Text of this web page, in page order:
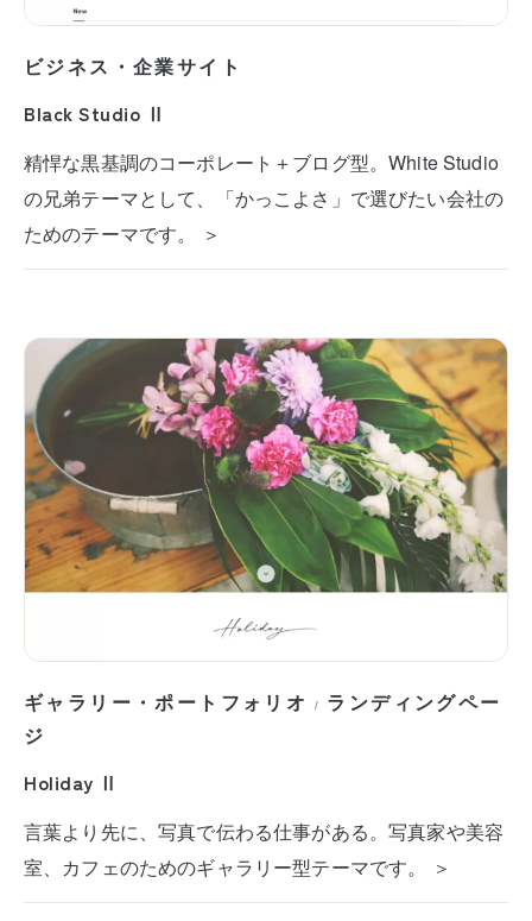
ビジネス・企業サイト
Black Studio Ⅱ
精悍な黒基調のコーポレート＋ブログ型。White Studio
の兄弟テーマとして、「かっこよさ」で選びたい会社の
ためのテーマです。 ＞
ギャラリー・ポートフォリオ / ランディングペー
ジ
Holiday Ⅱ
言葉より先に、写真で伝わる仕事がある。写真家や美容
室、カフェのためのギャラリー型テーマです。 ＞